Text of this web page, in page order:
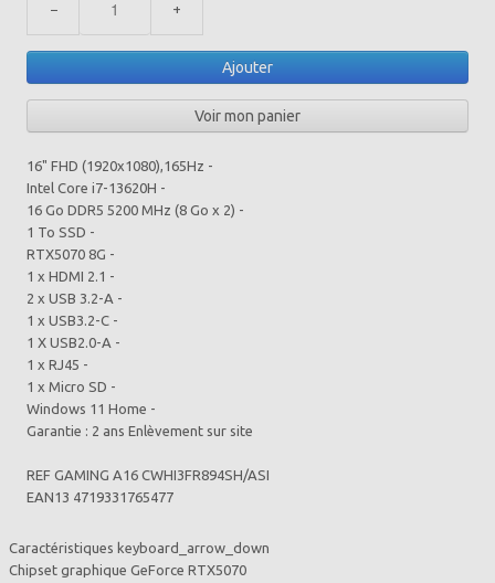
− +
Ajouter
Voir mon panier
16" FHD (1920x1080),165Hz -
Intel Core i7-13620H -
16 Go DDR5 5200 MHz (8 Go x 2) -
1 To SSD -
RTX5070 8G -
1 x HDMI 2.1 -
2 x USB 3.2-A -
1 x USB3.2-C -
1 X USB2.0-A -
1 x RJ45 -
1 x Micro SD -
Windows 11 Home -
Garantie : 2 ans Enlèvement sur site
REF GAMING A16 CWHI3FR894SH/ASI
EAN13 4719331765477
Caractéristiques keyboard_arrow_down
Chipset graphique GeForce RTX5070